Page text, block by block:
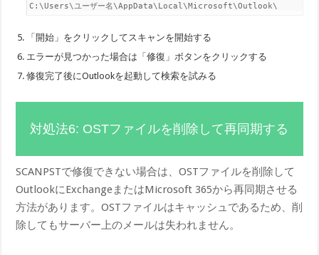
C:\Users\ユーザー名\AppData\Local\Microsoft\Outlook\
「開始」をクリックしてスキャンを開始する
エラーが見つかった場合は「修復」ボタンをクリックする
修復完了後にOutlookを起動して検索を試みる
対処法6: OSTファイルを削除して再同期する
SCANPSTで修復できない場合は、OSTファイルを削除して
OutlookにExchangeまたはMicrosoft 365から再同期させる
方法があります。OSTファイルはキャッシュであるため、削
除してもサーバー上のメールは失われません。